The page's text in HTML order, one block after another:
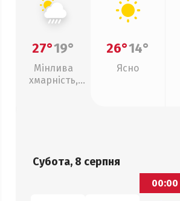
27°19°
Мінлива
хмарність,
26°14°
Ясно
Субота, 8 серпня
00:00